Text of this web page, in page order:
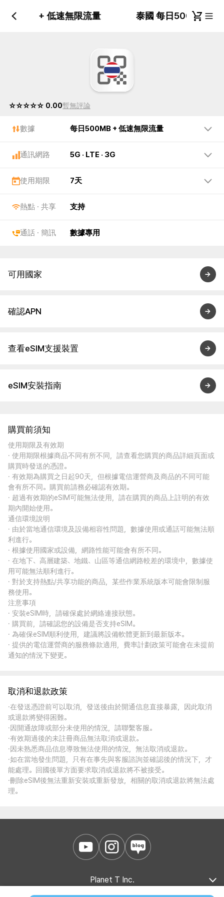
500MB + 低速無限流量 泰國 每日500MB +
☆☆☆☆☆ 0.00暫無評論
數據 每日500MB + 低速無限流量
通訊網路 5G · LTE · 3G
使用期限 7天
熱點 · 共享 支持
通話 · 簡訊 數據專用
可用國家
確認APN
查看eSIM支援裝置
eSIM安裝指南
購買前須知
使用期限及有效期
· 使用期限根據商品不同有所不同，請查看您購買的商品詳細頁面或
購買時發送的憑證。
· 有效期為購買之日起90天，但根據電信運營商及商品的不同可能
會有所不同。購買前請務必確認有效期。
· 超過有效期的eSIM可能無法使用，請在購買的商品上註明的有效
期內開始使用。
通信環境說明
· 由於當地通信環境及設備相容性問題，數據使用或通話可能無法順
利進行。
· 根據使用國家或設備，網路性能可能會有所不同。
· 在地下、高層建築、地鐵、山區等通信網路較差的環境中，數據使
用可能無法順利進行。
· 對於支持熱點/共享功能的商品，某些作業系統版本可能會限制服
務使用。
注意事項
· 安裝eSIM時，請確保處於網絡連接狀態。
· 購買前，請確認您的設備是否支持eSIM。
· 為確保eSIM順利使用，建議將設備軟體更新到最新版本。
· 提供的電信運營商的服務條款適用，費率計劃政策可能會在未提前
通知的情況下變更。
取消和退款政策
·在發送憑證前可以取消，發送後由於開通信息直接暴露，因此取消
或退款將變得困難。
·因開通故障或部分未使用的情況，請聯繫客服。
·有效期過後的未註冊商品無法取消或退款。
·因未熟悉商品信息導致無法使用的情況，無法取消或退款。
·如在當地發生問題，只有在事先與客服諮詢並確認後的情況下，才
能處理。回國後單方面要求取消或退款將不被接受。
·刪除eSIM後無法重新安裝或重新發放，相關的取消或退款將無法處
理。
Planet T Inc.